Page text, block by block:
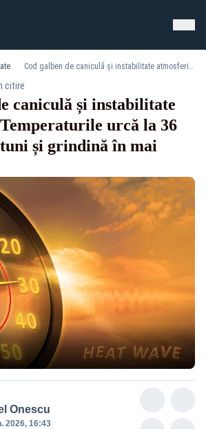
Cod galben de caniculă și instabilitate atmosferică. Temperaturile urcă la 36 de grade, furtuni și grindină în mai multe zone
citire
caniculă și instabilitate
urcă la 36
și grindină în mai
Onescu
2026, 16:43